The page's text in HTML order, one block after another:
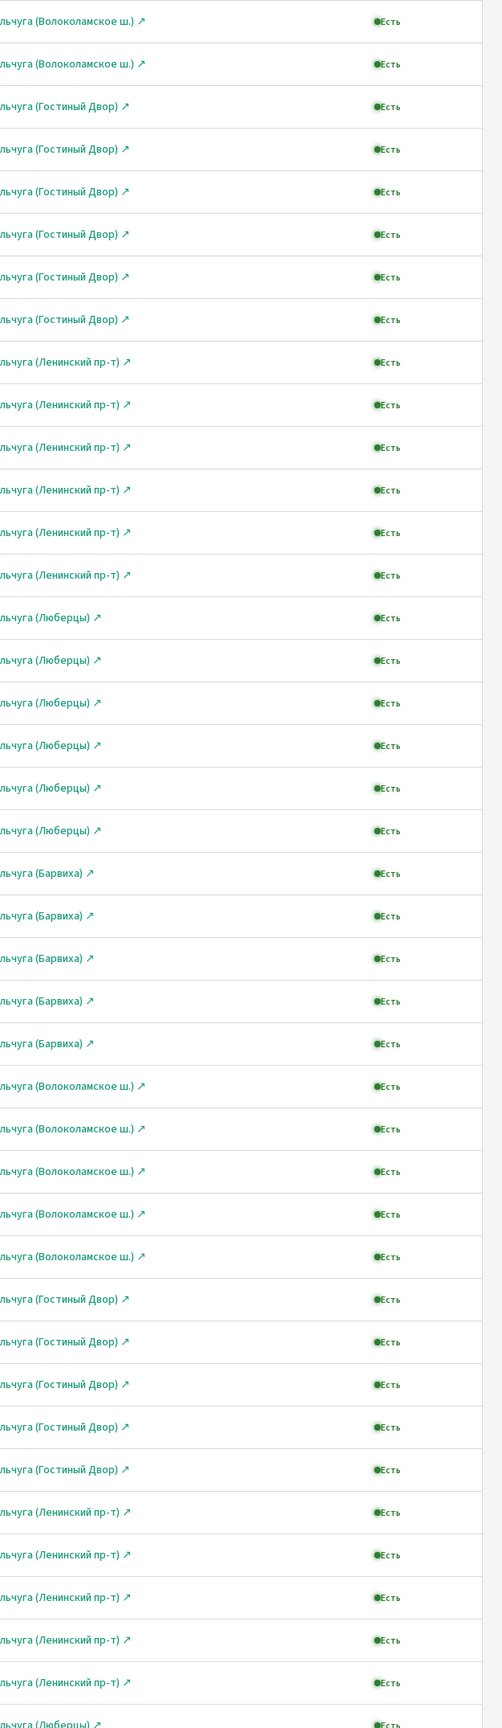
(Волоколамское ш.) ↗ Есть
(Волоколамское ш.) ↗ Есть
(Гостиный Двор) ↗ Есть
(Гостиный Двор) ↗ Есть
(Гостиный Двор) ↗ Есть
(Гостиный Двор) ↗ Есть
(Гостиный Двор) ↗ Есть
(Гостиный Двор) ↗ Есть
(Ленинский пр-т) ↗ Есть
(Ленинский пр-т) ↗ Есть
(Ленинский пр-т) ↗ Есть
(Ленинский пр-т) ↗ Есть
(Ленинский пр-т) ↗ Есть
(Ленинский пр-т) ↗ Есть
(Люберцы) ↗ Есть
(Люберцы) ↗ Есть
(Люберцы) ↗ Есть
(Люберцы) ↗ Есть
(Люберцы) ↗ Есть
(Люберцы) ↗ Есть
(Барвиха) ↗ Есть
(Барвиха) ↗ Есть
(Барвиха) ↗ Есть
(Барвиха) ↗ Есть
(Барвиха) ↗ Есть
(Волоколамское ш.) ↗ Есть
(Волоколамское ш.) ↗ Есть
(Волоколамское ш.) ↗ Есть
(Волоколамское ш.) ↗ Есть
(Волоколамское ш.) ↗ Есть
(Гостиный Двор) ↗ Есть
(Гостиный Двор) ↗ Есть
(Гостиный Двор) ↗ Есть
(Гостиный Двор) ↗ Есть
(Гостиный Двор) ↗ Есть
(Ленинский пр-т) ↗ Есть
(Ленинский пр-т) ↗ Есть
(Ленинский пр-т) ↗ Есть
(Ленинский пр-т) ↗ Есть
(Ленинский пр-т) ↗ Есть